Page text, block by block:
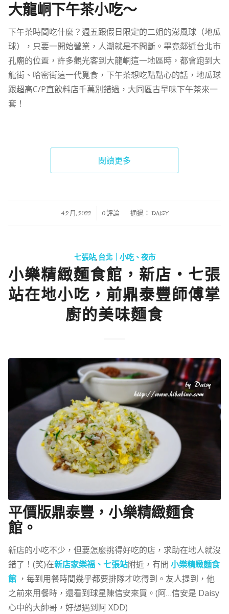
大龍峒下午茶小吃～
下午茶時間吃什麼？週五跟假日限定的二姐的澎風球（地瓜
球），只要一開始營業，人潮就是不間斷。畢竟鄰近台北市
孔廟的位置，許多觀光客到大龍峒這一地區時，都會跑到大
龍街、哈密街這一代覓食，下午茶想吃點點心的話，地瓜球
跟超高C/P直飲料店千萬別錯過，大同區古早味下午茶來一
套！
閱讀更多
4 2 月, 2022
/ 0 評論 通過： DAISY
七張站,台北｜小吃、夜市
小樂精緻麵食館，新店‧七張
站在地小吃，前鼎泰豐師傅掌
廚的美味麵食
平價版鼎泰豐，小樂精緻麵食
館。
新店的小吃不少，但要怎麼挑得好吃的店，求助在地人就沒
錯了！(笑)在新店家樂福、七張站附近，有間 小樂精緻麵食
館 ，每到用餐時間幾乎都要排隊才吃得到。友人提到，他
之前來用餐時，還看到球星陳信安來買。(阿…信安是 Daisy
心中的大帥哥，好想遇到阿 XDD)